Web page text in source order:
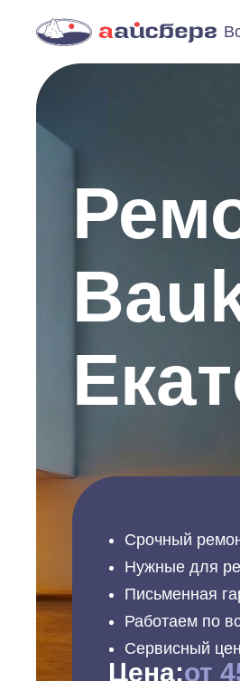
Срочный
Нужные для
Письменная
Работаем по
Сервисный
Цена:от